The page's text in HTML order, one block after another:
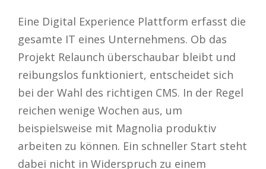
Eine Digital Experience Plattform erfasst die
gesamte IT eines Unternehmens. Ob das
Projekt Relaunch überschaubar bleibt und
reibungslos funktioniert, entscheidet sich
bei der Wahl des richtigen CMS. In der Regel
reichen wenige Wochen aus, um
beispielsweise mit Magnolia produktiv
arbeiten zu können. Ein schneller Start steht
dabei nicht in Widerspruch zu einem